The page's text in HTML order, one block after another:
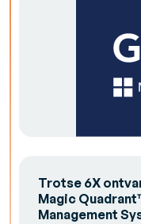
Trotse 6X
Magic
Management